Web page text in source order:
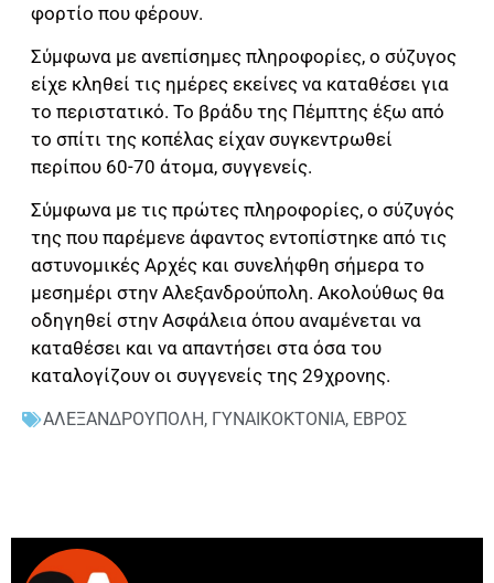
φορτίο που φέρουν.
Σύμφωνα με ανεπίσημες πληροφορίες, ο σύζυγος
είχε κληθεί τις ημέρες εκείνες να καταθέσει για
το περιστατικό. Το βράδυ της Πέμπτης έξω από
το σπίτι της κοπέλας είχαν συγκεντρωθεί
περίπου 60-70 άτομα, συγγενείς.
Σύμφωνα με τις πρώτες πληροφορίες, ο σύζυγός
της που παρέμενε άφαντος εντοπίστηκε από τις
αστυνομικές Αρχές και συνελήφθη σήμερα το
μεσημέρι στην Αλεξανδρούπολη. Ακολούθως θα
οδηγηθεί στην Ασφάλεια όπου αναμένεται να
καταθέσει και να απαντήσει στα όσα του
καταλογίζουν οι συγγενείς της 29χρονης.
ΑΛΕΞΑΝΔΡΟΥΠΟΛΗ, ΓΥΝΑΙΚΟΚΤΟΝΙΑ, ΕΒΡΟΣ